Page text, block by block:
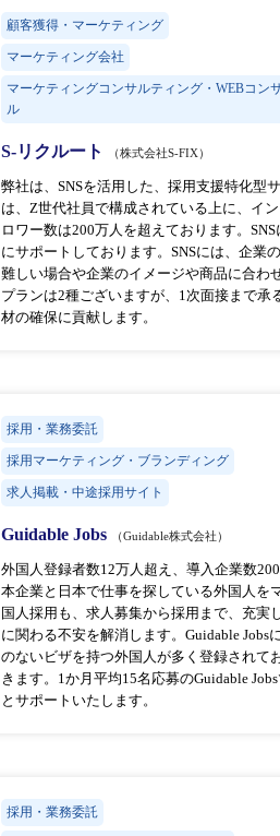
顧客獲得・マーケティング
マーケティング会社
マーケティングコンサルティング・WEBコン
ル
S-リクルート （株式会社S-FIX）
弊社は、SNSを活用した、採用支援特化型
は、Z世代社員で構成されている上に、イ
ロワー数は200万人を超えております。
にサポートしております。SNSには、企業
難しい場合や企業のイメージや商品に合わ
プランは2種ございますが、1次面接まで承
材の確保に貢献します。
採用・業務委託
採用マーケティング・ブランディング
求人掲載・中途採用サイト
Guidable Jobs （Guidable株式会社）
外国人登録者数12万人超え、導入企業数
本企業と日本で仕事を探している外国人を
国人採用も、求人募集から採用まで、充実
に関わる不安を解消します。Guidable
のないビザを持つ外国人が多く登録されて
きます。1か月平均15名応募のGuidable
とサポートいたします。
採用・業務委託